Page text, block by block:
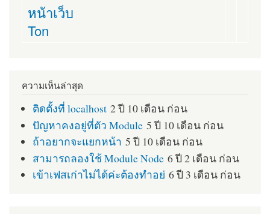
หน้าเว็บ
Ton
ความเห็นล่าสุด
ติดตั้งที่ localhost 2 ปี 10 เดือน ก่อน
ปัญหาคงอยู่ที่ตัว Module 5 ปี 10 เดือน ก่อน
ถ้าอยากจะแยกหน้า 5 ปี 10 เดือน ก่อน
สามารถลองใช้ Module Node 6 ปี 2 เดือน ก่อน
เข้าเฟสเก่าไม่ได้ค่ะต้องทำอย่ 6 ปี 3 เดือน ก่อน